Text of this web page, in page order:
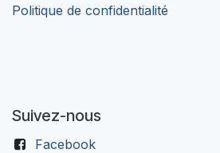
Politique de confidentialité
Suivez-nous
Facebook